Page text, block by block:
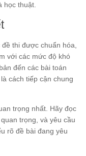
học thuật.
thi được chuẩn hóa,
với các mức độ khó
đến các bài toán
cách tiếp cận chung
trọng nhất. Hãy đọc
trọng, và yêu cầu
rõ đề bài đang yêu